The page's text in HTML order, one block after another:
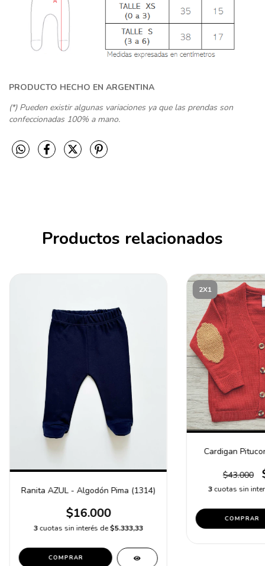
PRODUCTO HECHO EN ARGENTINA
(*) Pueden existir algunas variaciones ya que las prendas son
confeccionadas 100% a mano.
Productos relacionados
Ranita AZUL - Algodón Pima (1314)
$16.000
3cuotas sin interés de$5.333,33
COMPRAR
2X1
Cardigan
$43.000
3cuotas sin
COMPRAR